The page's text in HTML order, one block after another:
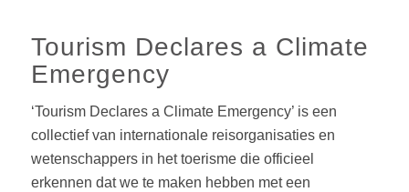
Tourism Declares a Climate
Emergency
‘Tourism Declares a Climate Emergency’ is een
collectief van internationale reisorganisaties en
wetenschappers in het toerisme die officieel
erkennen dat we te maken hebben met een